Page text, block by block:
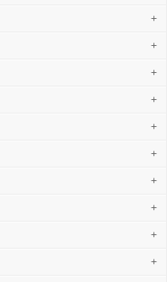
+
+
+
+
+
+
+
+
+
+